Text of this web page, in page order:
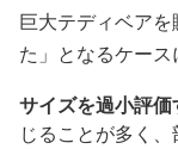
巨大テディベア
た」となるケース
サイズを過小評価
じることが多く